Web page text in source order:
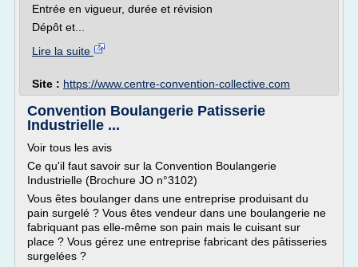
Entrée en vigueur, durée et révision
Dépôt et...
Lire la suite
Site : https://www.centre-convention-collective.com
Convention Boulangerie Patisserie
Industrielle ...
Voir tous les avis
Ce qu'il faut savoir sur la Convention Boulangerie
Industrielle (Brochure JO n°3102)
Vous êtes boulanger dans une entreprise produisant du
pain surgelé ? Vous êtes vendeur dans une boulangerie ne
fabriquant pas elle-même son pain mais le cuisant sur
place ? Vous gérez une entreprise fabricant des pâtisseries
surgelées ?